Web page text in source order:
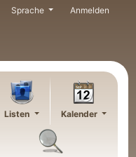
Sprache Anmelden
Listen Kalender